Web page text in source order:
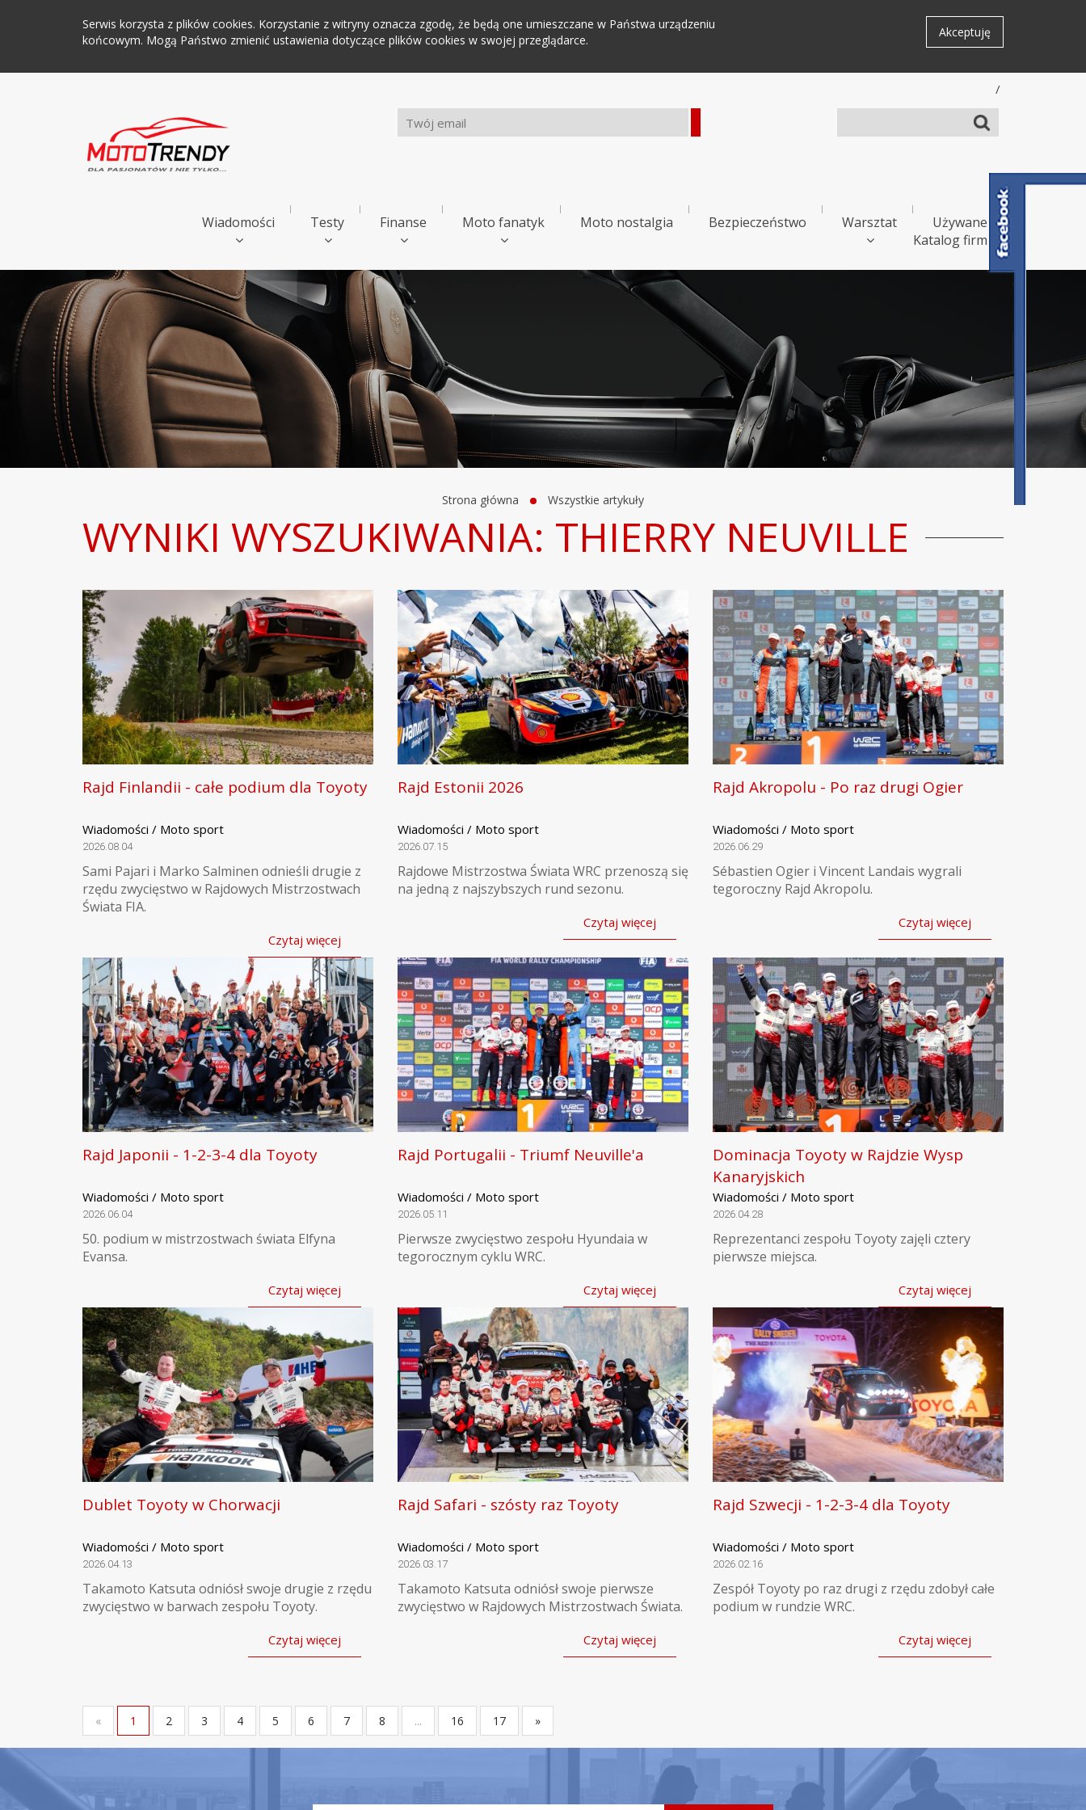
Serwis korzysta z plików cookies. Korzystanie z witryny oznacza zgodę, że będą one umieszczane w Państwa urządzeniu
końcowym. Mogą Państwo zmienić ustawienia dotyczące plików cookies w swojej przeglądarce.
Akceptuję
/
Wiadomości Testy Finanse Moto fanatyk Moto nostalgia Bezpieczeństwo Warsztat
Używane
Katalog firm
Strona główna Wszystkie artykuły
WYNIKI WYSZUKIWANIA: THIERRY NEUVILLE
Rajd Finlandii - całe podium dla Toyoty
Wiadomości / Moto sport
2026.08.04
Sami Pajari i Marko Salminen odnieśli drugie z
rzędu zwycięstwo w Rajdowych Mistrzostwach
Świata FIA.
Czytaj więcej
Rajd Estonii 2026
Wiadomości / Moto sport
2026.07.15
Rajdowe Mistrzostwa Świata WRC przenoszą się
na jedną z najszybszych rund sezonu.
Czytaj więcej
Rajd Akropolu - Po raz drugi Ogier
Wiadomości / Moto sport
2026.06.29
Sébastien Ogier i Vincent Landais wygrali
tegoroczny Rajd Akropolu.
Czytaj więcej
Rajd Japonii - 1-2-3-4 dla Toyoty
Wiadomości / Moto sport
2026.06.04
50. podium w mistrzostwach świata Elfyna
Evansa.
Czytaj więcej
Rajd Portugalii - Triumf Neuville'a
Wiadomości / Moto sport
2026.05.11
Pierwsze zwycięstwo zespołu Hyundaia w
tegorocznym cyklu WRC.
Czytaj więcej
Dominacja Toyoty w Rajdzie Wysp
Kanaryjskich
Wiadomości / Moto sport
2026.04.28
Reprezentanci zespołu Toyoty zajęli cztery
pierwsze miejsca.
Czytaj więcej
Dublet Toyoty w Chorwacji
Wiadomości / Moto sport
2026.04.13
Takamoto Katsuta odniósł swoje drugie z rzędu
zwycięstwo w barwach zespołu Toyoty.
Czytaj więcej
Rajd Safari - szósty raz Toyoty
Wiadomości / Moto sport
2026.03.17
Takamoto Katsuta odniósł swoje pierwsze
zwycięstwo w Rajdowych Mistrzostwach Świata.
Czytaj więcej
Rajd Szwecji - 1-2-3-4 dla Toyoty
Wiadomości / Moto sport
2026.02.16
Zespół Toyoty po raz drugi z rzędu zdobył całe
podium w rundzie WRC.
Czytaj więcej
« 1 2 3 4 5 6 7 8 ... 16 17 »